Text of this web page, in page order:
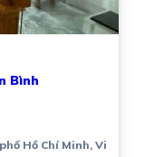
Bình
Hồ Chí Minh, Việt Nam